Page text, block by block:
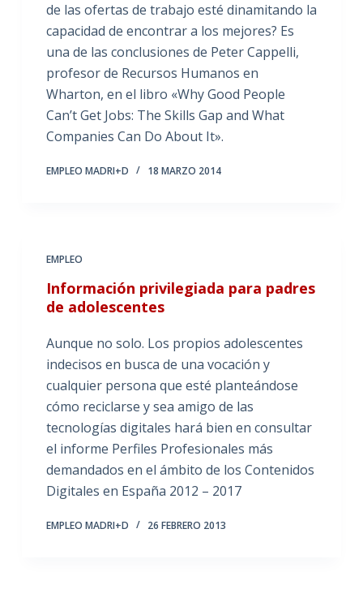
de las ofertas de trabajo esté dinamitando la
capacidad de encontrar a los mejores? Es
una de las conclusiones de Peter Cappelli,
profesor de Recursos Humanos en
Wharton, en el libro «Why Good People
Can’t Get Jobs: The Skills Gap and What
Companies Can Do About It».
EMPLEO MADRI+D 18 MARZO 2014
EMPLEO
Información privilegiada para padres
de adolescentes
Aunque no solo. Los propios adolescentes
indecisos en busca de una vocación y
cualquier persona que esté planteándose
cómo reciclarse y sea amigo de las
tecnologías digitales hará bien en consultar
el informe Perfiles Profesionales más
demandados en el ámbito de los Contenidos
Digitales en España 2012 – 2017
EMPLEO MADRI+D 26 FEBRERO 2013